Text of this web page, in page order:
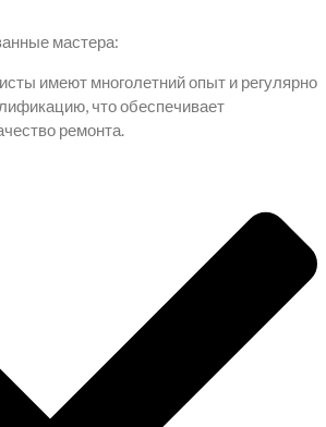
мастера:
имеют многолетний опыт и регулярно
что обеспечивает
ремонта.